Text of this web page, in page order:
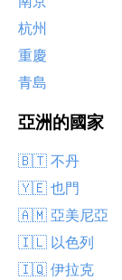
杭州
重慶
青島
亞洲的國家
🇧🇹 不丹
🇾🇪 也門
🇦🇲 亞美尼亞
🇮🇱 以色列
🇮🇶 伊拉克